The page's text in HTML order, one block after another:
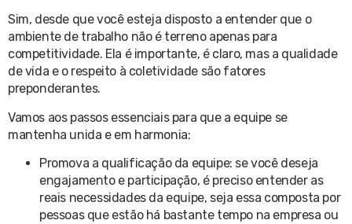
Sim, desde que você esteja disposto a entender que o
ambiente de trabalho não é terreno apenas para
competitividade. Ela é importante, é claro, mas a qualidade
de vida e o respeito à coletividade são fatores
preponderantes.
Vamos aos passos essenciais para que a equipe se
mantenha unida e em harmonia:
Promova a qualificação da equipe: se você deseja
engajamento e participação, é preciso entender as
reais necessidades da equipe, seja essa composta por
pessoas que estão há bastante tempo na empresa ou